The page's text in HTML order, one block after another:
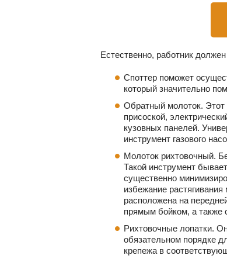
Естественно, работник
Споттер поможет
который значительно
Обратный молоток. Этот
присоской,
кузовных панелей.
инструмент газового
Молоток рихтовочный.
Такой инструмент
существенно
избежание
расположена на
прямым бойком, а также
Рихтовочные лопатки.
обязательном порядке
крепежа в